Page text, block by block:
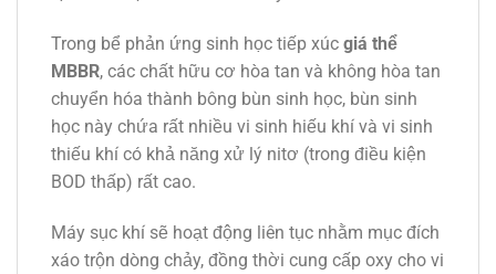
Trong bể phản ứng sinh học tiếp xúc giá thể
MBBR, các chất hữu cơ hòa tan và không hòa tan
chuyển hóa thành bông bùn sinh học, bùn sinh
học này chứa rất nhiều vi sinh hiếu khí và vi sinh
thiếu khí có khả năng xử lý nitơ (trong điều kiện
BOD thấp) rất cao.
Máy sục khí sẽ hoạt động liên tục nhằm mục đích
xáo trộn dòng chảy, đồng thời cung cấp oxy cho vi